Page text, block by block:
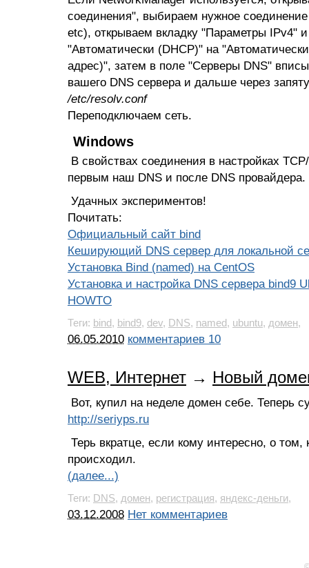
соединения", выбираем нужное
etc), открываем вкладку "Параметры IPv4"
"Автоматически (DHCP)" на
адрес)", затем в поле "Серверы DNS"
вашего DNS сервера и дальше через
/etc/resolv.conf
Переподключаем сеть.
Windows
В свойствах соединения в настройках
первым наш DNS и после DNS провайдера.
Удачных экспериментов!
Почитать:
Официальный сайт bind
Кеширующий DNS сервер для локальной
Установка Bind (named) на CentOS
Установка и настройка DNS сервера bind9
HOWTO
Теги: bind, bind9, dev, DNS, named, ubuntu, домен,
06.05.2010 комментариев 10
WEB, Интернет → Новый
Вот, купил на неделе домен себе. Теперь
http://seriyps.ru
Терь вкратце, если кому интересно, о том,
происходил.
(далее...)
Теги: DNS, домен, регистрация, яндекс-деньги,
03.12.2008 Нет комментариев